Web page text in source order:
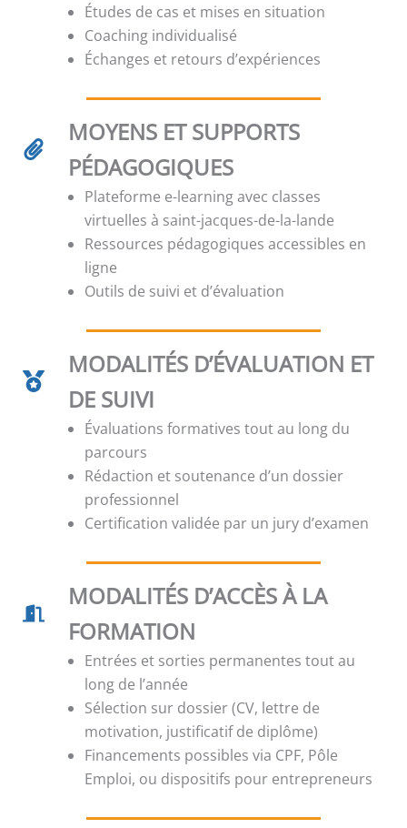
Études de cas et mises en situation
Coaching individualisé
Échanges et retours d’expériences
MOYENS ET SUPPORTS
PÉDAGOGIQUES
Plateforme e-learning avec classes
virtuelles à saint-jacques-de-la-lande
Ressources pédagogiques accessibles en
ligne
Outils de suivi et d’évaluation
MODALITÉS D’ÉVALUATION ET
DE SUIVI
Évaluations formatives tout au long du
parcours
Rédaction et soutenance d’un dossier
professionnel
Certification validée par un jury d’examen
MODALITÉS D’ACCÈS À LA
FORMATION
Entrées et sorties permanentes tout au
long de l’année
Sélection sur dossier (CV, lettre de
motivation, justificatif de diplôme)
Financements possibles via CPF, Pôle
Emploi, ou dispositifs pour entrepreneurs